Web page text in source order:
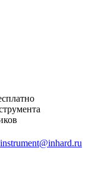
instrument@inhard.ru